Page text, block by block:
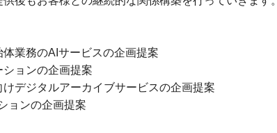
体業務のAIサービスの企画提案
ションの企画提案
けデジタルアーカイブサービスの企画提案
ョンの企画提案